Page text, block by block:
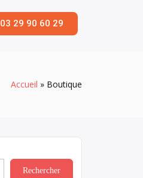
03 29 90 60 29
Accueil » Boutique
Rechercher